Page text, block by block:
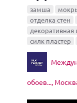
замша
отделка стен
декоративная
силк пластер
обоев...,